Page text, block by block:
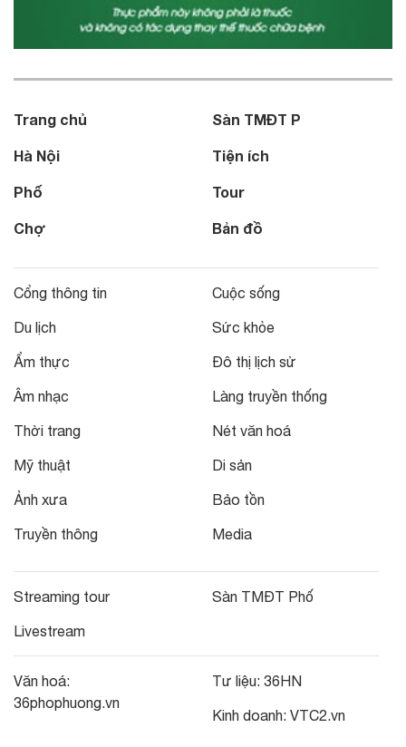
Trang chủ
Hà Nội
Phố
Chợ
Sàn TMĐT P
Tiện ích
Tour
Bản đồ
Cổng thông tin
Du lịch
Ẩm thực
Âm nhạc
Thời trang
Mỹ thuật
Ảnh xưa
Truyền thông
Cuộc sống
Sức khỏe
Đô thị lịch sử
Làng truyền thống
Nét văn hoá
Di sản
Bảo tồn
Media
Streaming tour
Livestream
Sàn TMĐT Phố
Văn hoá:
36phophuong.vn
Tư liệu: 36HN
Kinh doanh: VTC2.vn